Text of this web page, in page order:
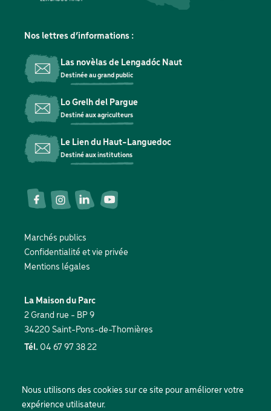
Nous utilisons des cookies sur ce site pour améliorer votre
expérience utilisateur.
Nos lettres d’informations :
Las novèlas de Lengadóc Naut
Destinée au grand public
Lo Grelh del Pargue
Destiné aux agriculteurs
Le Lien du Haut-Languedoc
Destiné aux institutions
Réseaux
Pied
de
Marchés publics
Confidentialité et vie privée
Mentions légales
La Maison du Parc
2 Grand rue - BP 9
34220 Saint-Pons-de-Thomières
Tél.04 67 97 38 22
Ouvert du mardi au jeudi de 8h30 à 12h30